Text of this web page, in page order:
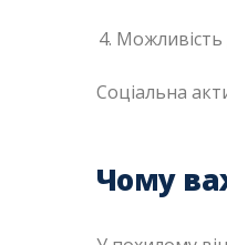
Можливість
Соціальна
Чому